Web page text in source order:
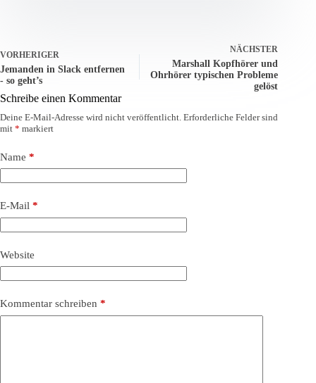
VORHERIGER
Jemanden in Slack entfernen
- so geht’s
NÄCHSTER
Marshall Kopfhörer und
Ohrhörer typischen Probleme
gelöst
Schreibe einen Kommentar
Deine E-Mail-Adresse wird nicht veröffentlicht. Erforderliche Felder sind
mit * markiert
Name *
E-Mail *
Website
Kommentar schreiben *